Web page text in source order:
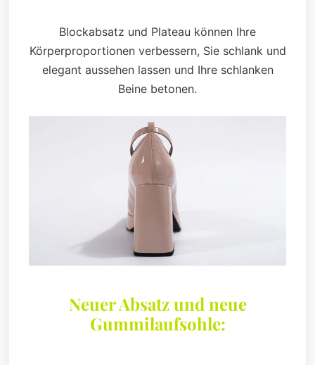
Blockabsatz und Plateau können Ihre
Körperproportionen verbessern, Sie schlank und
elegant aussehen lassen und Ihre schlanken
Beine betonen.
Neuer Absatz und neue
Gummilaufsohle: